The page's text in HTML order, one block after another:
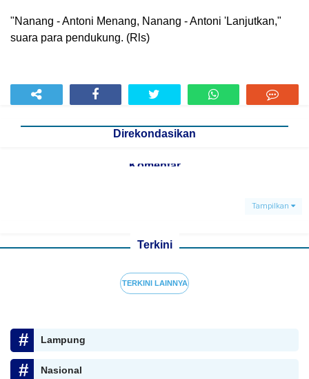
"Nanang - Antoni Menang, Nanang - Antoni 'Lanjutkan,"
suara para pendukung. (Rls)
Direkondasikan
Komentar
Tampilkan
Terkini
TERKINI LAINNYA
Lampung
Nasional